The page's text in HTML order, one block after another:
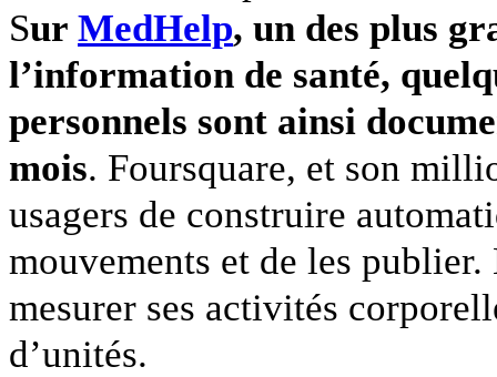
Sur MedHelp, un des plus
l’information de santé,
personnels sont ainsi
mois. Foursquare, et son
usagers de construire
mouvements et de les
mesurer ses activités
d’unités.